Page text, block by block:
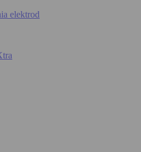
elektrod